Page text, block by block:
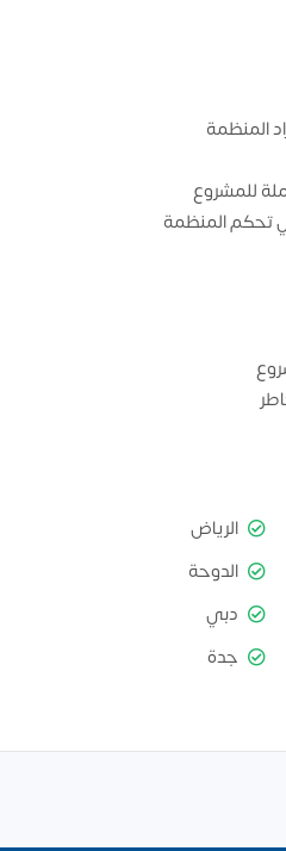
المنظمة
للمشروع
تحكم المنظمة
الرياض
الدوحة
دبي
جدة